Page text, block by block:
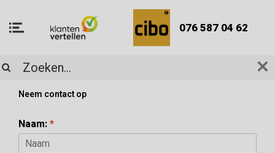
076 587 04 62
KLANTENSERVICE
Neem contact op
Naam:*